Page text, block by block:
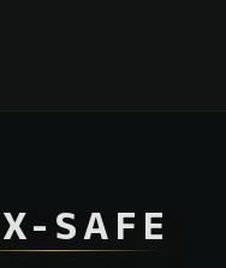
SAFE